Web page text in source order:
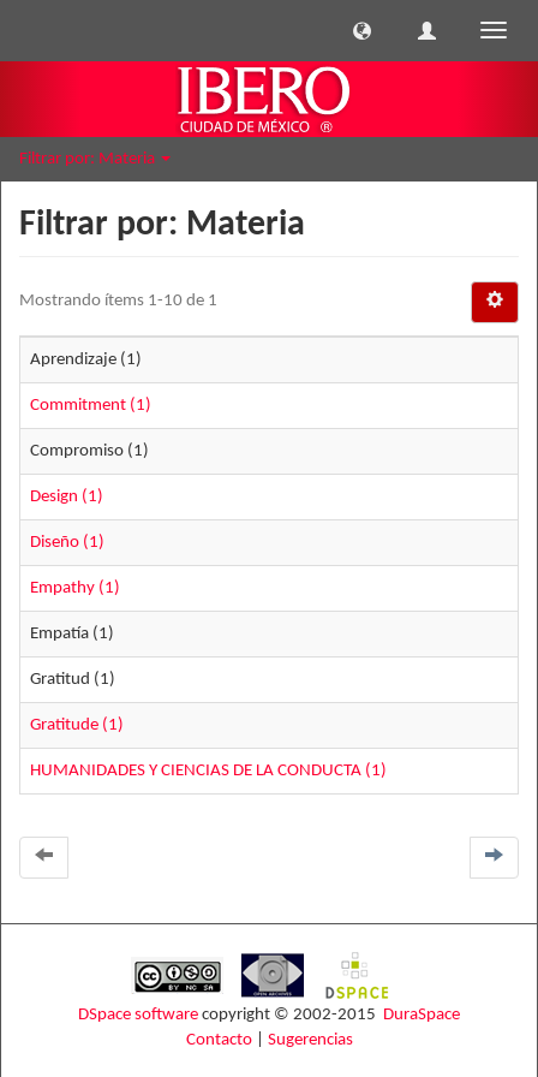
Filtrar por: Materia
Filtrar por: Materia
Mostrando ítems 1-10 de 1
Aprendizaje (1)
Commitment (1)
Compromiso (1)
Design (1)
Diseño (1)
Empathy (1)
Empatía (1)
Gratitud (1)
Gratitude (1)
HUMANIDADES Y CIENCIAS DE LA CONDUCTA (1)
DSpace software copyright © 2002-2015 DuraSpace
Contacto| Sugerencias